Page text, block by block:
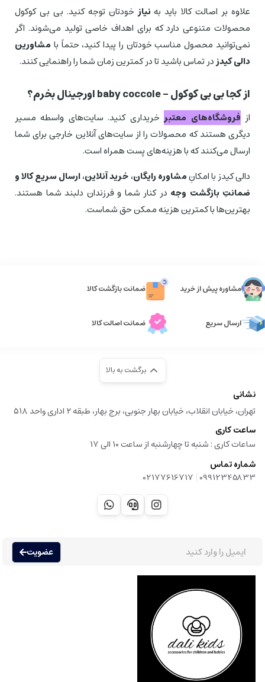
علاوه بر اصالت كالا باید به نیاز خودتان توجه كنید. بی بی كوكول
محصولات متنوعی دارد كه برای اهداف خاصی تولید می‌شوند. اگر
نمی‌توانید محصول مناسب خودتان را پیدا كنید، حتماً با مشاورین
دالی کیدزدر تماس باشید تا در كمترین زمان شما را راهنمایی كنند.
از کجا بی بی کوکول – baby coccole اورجینال بخرم؟
از فروشگاه‌های معتبرخریداری كنید. سایت‌های واسطه مسیر
دیگری هستند كه محصولات را از سایت‌های آنلاین خارجی برای شما
ارسال می‌كنند كه با هزینه‌های پست همراه است.
دالی کیدز با امكانِمشاوره رایگان،‌ خرید آنلاین، ارسال سریع كالا و
ضمانتِ بازگشت وجه در كنار شما و فرزندان دلبند شما هستند.
بهترین‌ها با كمترین هزینه ممكن حق شماست.
مشاوره پیش از خرید ضمانت بازگشت کالا
ارسال سریع ضمانت اصالت کالا
برگشت به بالا
نشانی
تهران، خیابان انقلاب، خیابان بهار جنوبی، برج بهار، طبقه ۲ اداری واحد ۵۱۸
ساعت کاری
ساعات کاری :‌ شنبه تا چهارشنبه از ساعت 10 الی 17
شماره تماس
09912345833
|
02177616717
عضویت